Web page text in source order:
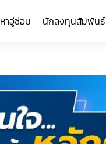
าอู่ซ่อม นักลงทุนสัมพันธ์